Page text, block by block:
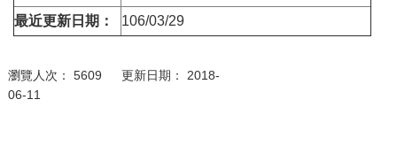
最近更新日期：
106/03/29
瀏覽人次： 5609 更新日期： 2018-
06-11